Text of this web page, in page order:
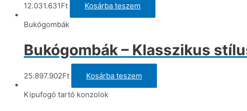
12.031.631Ft
Kosárba teszem
Bukógombák
Bukógombák – Klasszikus
25.897.902Ft
Kosárba teszem
Kipufogó tartó konzolok